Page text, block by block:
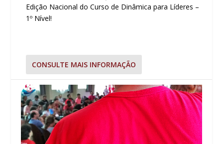
Edição Nacional do Curso de Dinâmica para Líderes –
1º Nível!
CONSULTE MAIS INFORMAÇÃO